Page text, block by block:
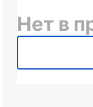
Нет в